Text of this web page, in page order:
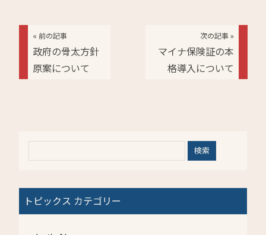
« 前の記事
政府の骨太方針
原案について
次の記事 »
マイナ保険証の本
格導入について
トピックス カテゴリー